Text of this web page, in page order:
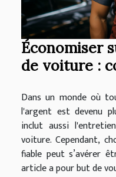
Économiser
de voiture :
économique
Dans un monde où
l'argent est devenu
inclut aussi
voiture. Cependant,
fiable peut s’avérer
article a pour but de